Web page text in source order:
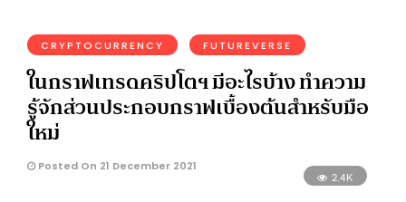
CRYPTOCURRENCY FUTUREVERSE
ในกราฟเทรดคริปโตฯ มีอะไรบ้าง ทำความ
รู้จักส่วนประกอบกราฟเบื้องต้นสำหรับมือ
ใหม่
Posted On 21 December 2021
2.4K